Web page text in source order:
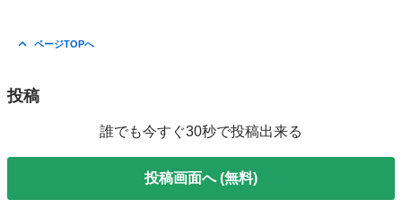
ページTOPへ
投稿
誰でも今すぐ30秒で投稿出来る
投稿画面へ (無料)